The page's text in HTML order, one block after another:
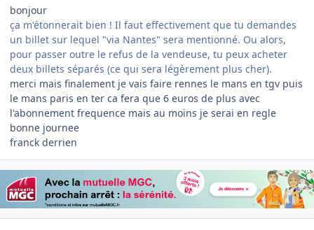
bonjour
ça m'étonnerait bien ! Il faut effectivement que tu demandes
un billet sur lequel "via Nantes" sera mentionné. Ou alors,
pour passer outre le refus de la vendeuse, tu peux acheter
deux billets séparés (ce qui sera légèrement plus cher).
merci mais finalement je vais faire rennes le mans en tgv puis
le mans paris en ter ca fera que 6 euros de plus avec
l'abonnement frequence mais au moins je serai en regle
bonne journee
franck derrien